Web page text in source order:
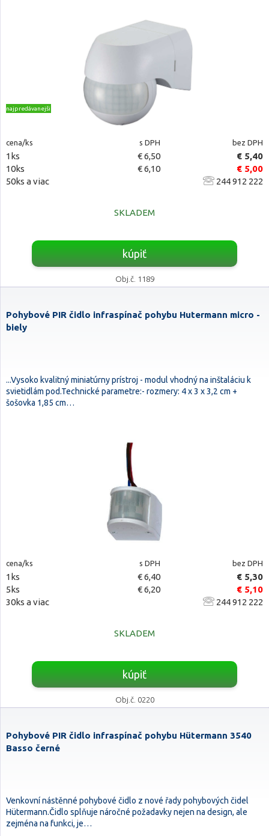
najpredávanejšie
cena/ks s DPH bez DPH
1ks € 6,50
€ 5,40
10ks
€ 6,10
€ 5,00
50ks a viac
244 912 222
SKLADEM
kúpiť
Obj.č. 1189
Pohybové PIR čidlo infraspínač pohybu Hutermann micro -
biely
...Vysoko kvalitný miniatúrny prístroj - modul vhodný na inštaláciu k
svietidlám pod.Technické parametre:- rozmery: 4 x 3 x 3,2 cm +
šošovka 1,85 cm…
cena/ks s DPH bez DPH
1ks € 6,40
€ 5,30
5ks
€ 6,20
€ 5,10
30ks a viac
244 912 222
SKLADEM
kúpiť
Obj.č. 0220
Pohybové PIR čidlo infraspínač pohybu Hütermann 3540
Basso černé
Venkovní nástěnné pohybové čidlo z nové řady pohybových čidel
Hütermann.Čidlo splňuje náročné požadavky nejen na design, ale
zejména na funkci, je…